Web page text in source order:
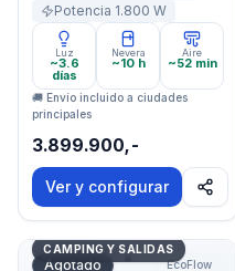
Potencia 1.800 W
Luz
~3.6
días
Nevera
~10 h
Aire
~52 min
🚚 Envío incluido a ciudades
principales
3.899.900,-
Ver y configurar
Generador Solar 500W
Agotado EcoFlow
CAMPING Y SALIDAS